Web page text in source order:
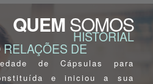
QUEMSOMOS
HISTORIAL
DE
de Cápsulas para
e iniciou a sua